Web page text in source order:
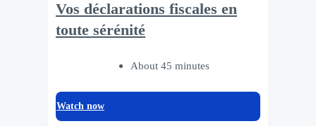
Vos déclarations fiscales en
toute sérénité
About 45 minutes
Watch now